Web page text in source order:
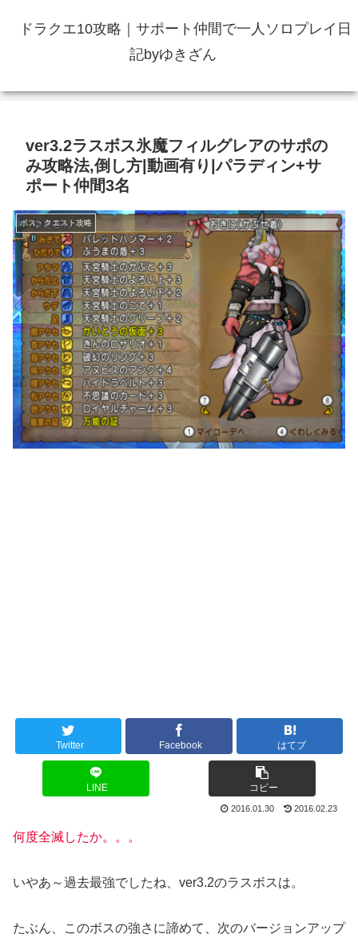
ドラクエ10攻略｜サポート仲間で一人ソロプレイ日
記byゆきざん
ver3.2ラスボス氷魔フィルグレアのサポの
み攻略法,倒し方|動画有り|パラディン+サ
ポート仲間3名
ボス・クエスト攻略
Twitter Facebook はてブ
LINE コピー
2016.01.30 2016.02.23
何度全滅したか。。。
いやあ～過去最強でしたね、ver3.2のラスボスは。
たぶん、このボスの強さに諦めて、次のバージョンアップ